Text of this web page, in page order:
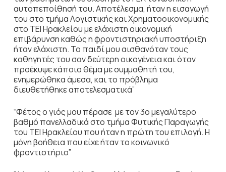
αυτοπεποίθησή του. Αποτέλεσμα, ήταν η εισαγωγή
του στο τμήμα Λογιστικής και Χρηματοοικονομικής
στο ΤΕΙ Ηρακλείου με ελάχιστη οικονομική
επιβάρυνση καθώς η φροντιστηριακή υποστήριξη
ήταν ελάχιστη. Το παιδί μου αισθανόταν τους
καθηγητές του σαν δεύτερη οικογένεια και όταν
προέκυψε κάποιο θέμα με συμμαθητή του,
ενημερώθηκα άμεσα, και το πρόβλημα
διευθετήθηκε αποτελεσματικά”
“Φέτος ο γιός μου πέρασε με τον 3ο μεγαλύτερο
βαθμό πανελλαδικά στο τμήμα Φυτικής Παραγωγής
του TEI Ηρακλείου που ήταν η πρώτη του επιλογή. Η
μόνη βοήθεια που είχε ήταν το κοινωνικό
φροντιστήριο”